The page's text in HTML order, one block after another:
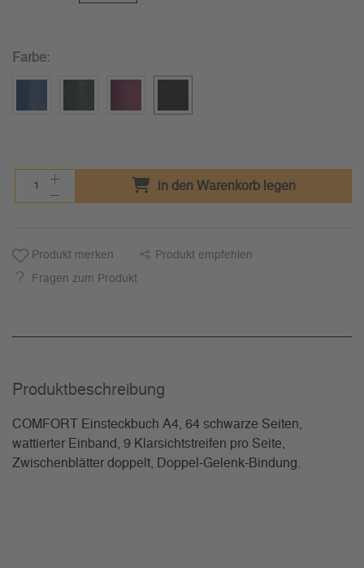
Farbe:
in den Warenkorb legen
Produkt merken Produkt empfehlen
Fragen zum Produkt
Produkt­beschreibung
COMFORT Einsteckbuch A4, 64 schwarze Seiten,
wattierter Einband, 9 Klarsichtstreifen pro Seite,
Zwischenblätter doppelt, Doppel-Gelenk-Bindung.